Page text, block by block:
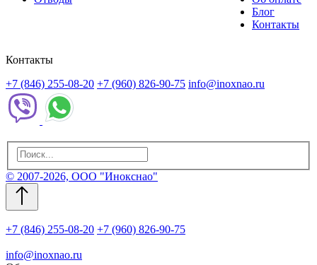
Блог
Контакты
Контакты
+7 (846) 255-08-20 +7 (960) 826-90-75 info@inoxnao.ru
© 2007-2026, ООО "Инокснао"
+7 (846) 255-08-20 +7 (960) 826-90-75
info@inoxnao.ru